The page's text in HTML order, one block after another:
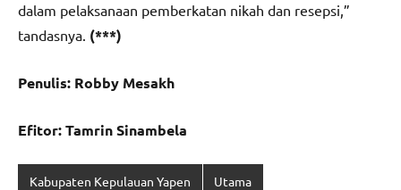
dalam pelaksanaan pemberkatan nikah dan resepsi,”
tandasnya. (***)
Penulis: Robby Mesakh
Efitor: Tamrin Sinambela
Kabupaten Kepulauan Yapen Utama